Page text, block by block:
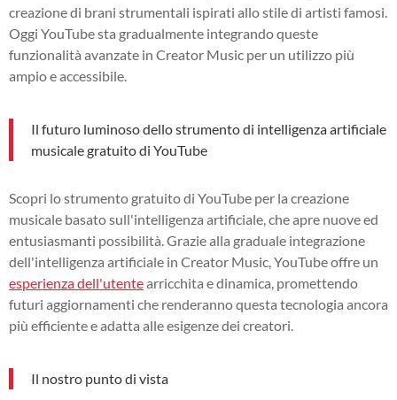
creazione di brani strumentali ispirati allo stile di artisti famosi.
Oggi YouTube sta gradualmente integrando queste
funzionalità avanzate in Creator Music per un utilizzo più
ampio e accessibile.
Il futuro luminoso dello strumento di intelligenza artificiale
musicale gratuito di YouTube
Scopri lo strumento gratuito di YouTube per la creazione
musicale basato sull'intelligenza artificiale, che apre nuove ed
entusiasmanti possibilità. Grazie alla graduale integrazione
dell'intelligenza artificiale in Creator Music, YouTube offre un
esperienza dell'utentearricchita e dinamica, promettendo
futuri aggiornamenti che renderanno questa tecnologia ancora
più efficiente e adatta alle esigenze dei creatori.
Il nostro punto di vista